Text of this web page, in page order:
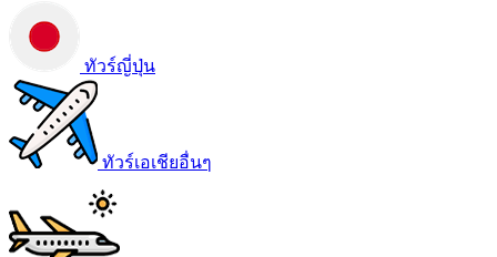
ทัวร์ญี่ปุ่น
ทัวร์เอเชียอื่นๆ